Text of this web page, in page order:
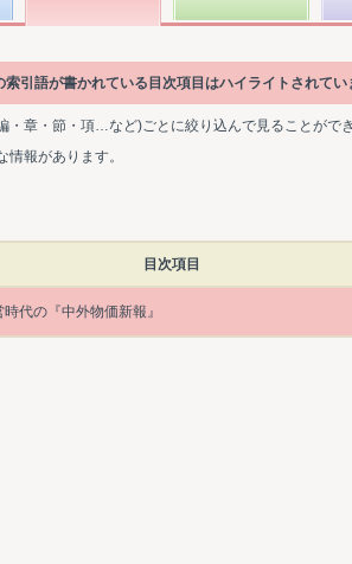
引語が書かれている目次項目はハイライトされてい
・章・節・項…など)ごとに絞り込んで見ることがで
報があります。
目次項目
代の『中外物価新報』